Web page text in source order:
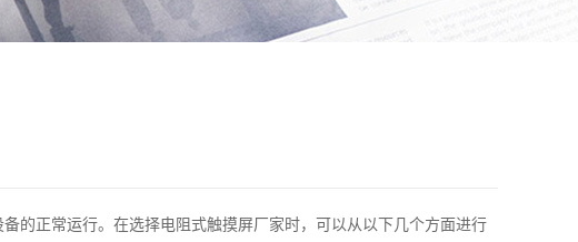
的正常运行。在选择电阻式触摸屏厂家时，可以从以下几个方面进行